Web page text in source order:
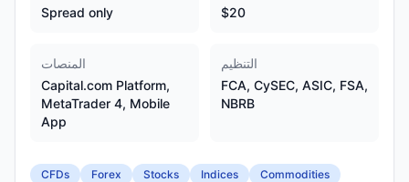
Spread only
$20
المنصات
Capital.com Platform,
MetaTrader 4, Mobile
App
التنظيم
FCA, CySEC, ASIC, FSA,
NBRB
CFDs Forex Stocks Indices
Commodities